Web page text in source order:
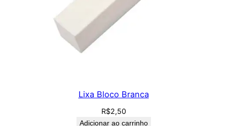
Lixa Bloco Branca
R$2,50
Adicionar ao carrinho